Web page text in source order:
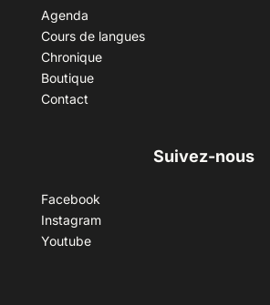
Agenda
Cours de langues
Chronique
Boutique
Contact
Suivez-nous
Facebook
Instagram
Youtube